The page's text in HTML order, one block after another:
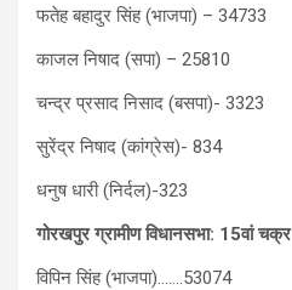
फतेह बहादुर सिंह (भाजपा) – 34733
काजल निषाद (सपा) – 25810
चन्द्र प्रसाद निसाद (बसपा)- 3323
सुरेंद्र निषाद (कांग्रेस)- 834
धनुष धारी (निर्दल)-323
गोरखपुर ग्रामीण विधानसभा: 15वां चक्र
विपिन सिंह (भाजपा)…….53074